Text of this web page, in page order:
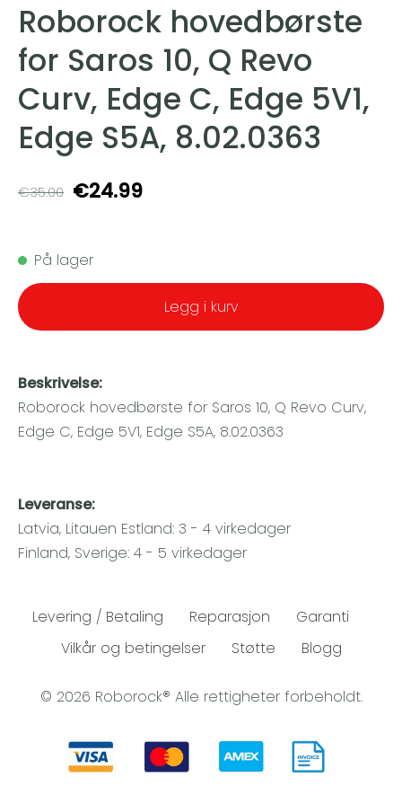
Roborock hovedbørste
for Saros 10, Q Revo
Curv, Edge C, Edge 5V1,
Edge S5A, 8.02.0363
€35.00 €24.99
På lager
Legg i kurv
Beskrivelse:
Roborock hovedbørste for Saros 10, Q Revo Curv,
Edge C, Edge 5V1, Edge S5A, 8.02.0363
Leveranse:
Latvia, Litauen Estland: 3 - 4 virkedager
Finland, Sverige: 4 - 5 virkedager
Levering / Betaling Reparasjon
Garanti
Vilkår og betingelser
Støtte Blogg
© 2026 Roborock® Alle rettigheter forbeholdt.